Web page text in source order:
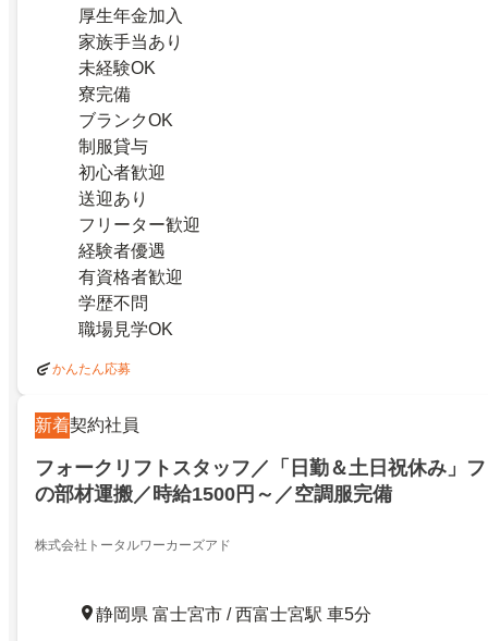
厚生年金加入
家族手当あり
未経験OK
寮完備
ブランクOK
制服貸与
初心者歓迎
送迎あり
フリーター歓迎
経験者優遇
有資格者歓迎
学歴不問
職場見学OK
かんたん応募
新着契約社員
フォークリフトスタッフ／「日勤＆土日祝休み」
の部材運搬／時給1500円～／空調服完備
株式会社トータルワーカーズアド
静岡県 富士宮市 / 西富士宮駅 車5分